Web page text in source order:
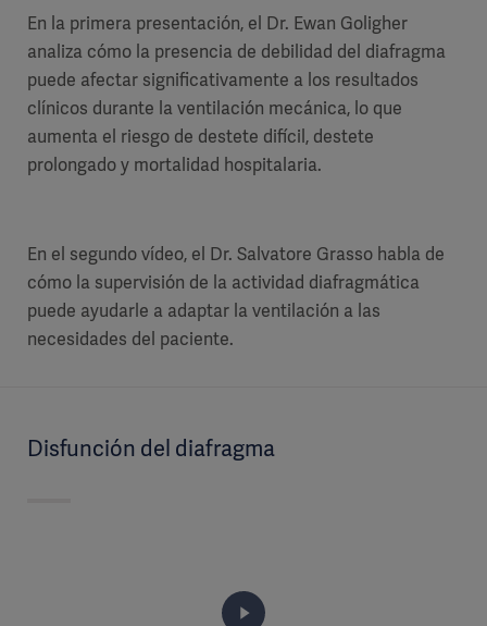
En la primera presentación, el Dr. Ewan Goligher
analiza cómo la presencia de debilidad del diafragma
puede afectar significativamente a los resultados
clínicos durante la ventilación mecánica, lo que
aumenta el riesgo de destete difícil, destete
prolongado y mortalidad hospitalaria.
En el segundo vídeo, el Dr. Salvatore Grasso habla de
cómo la supervisión de la actividad diafragmática
puede ayudarle a adaptar la ventilación a las
necesidades del paciente.
Disfunción del diafragma